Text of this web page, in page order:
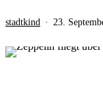
stadtkind 23.